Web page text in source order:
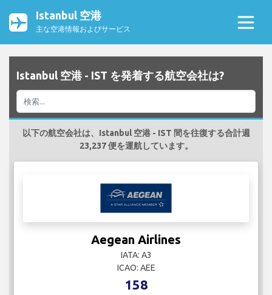
Istanbul 空港
主な空港情報およびサービス
Istanbul 空港 - IST を発着する航空会社は?
以下の航空会社は、Istanbul 空港 - IST 間を往復する合計週
23,237 便を運航しています。
Aegean Airlines
IATA: A3
ICAO: AEE
158